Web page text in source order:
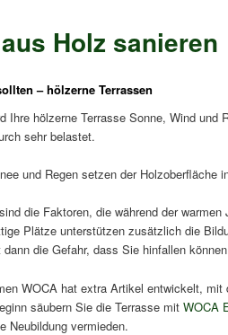
Holz sanieren
– hölzerne Terrassen
Ihre hölzerne Terrasse Sonne, Wind und
sehr belastet.
und Regen setzen der Holzoberfläche
die Faktoren, die während der
Plätze unterstützen zusätzlich die
die Gefahr, dass Sie hinfallen
WOCA hat extra Artikel entwickelt,
säubern Sie die Terrasse mit WOCA
Neubildung vermieden.